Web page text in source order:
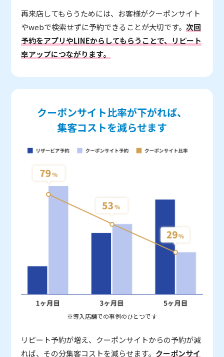
再来店してもらうためには、お客様がクーポンサイト
やwebで検索せずに予約できることが大切です。次回
予約をアプリやLINEからしてもらうことで、リピート
率アップにつながります。
クーポンサイト比率が下がれば、
集客コストを減らせます
※導入店舗での事例のひとつです
リピート予約が増え、クーポンサイトからの予約が減
れば、その分集客コストを減らせます。クーポンサイ